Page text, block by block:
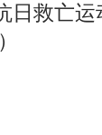
日救亡